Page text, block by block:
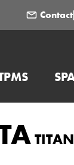
Contact
TITAN